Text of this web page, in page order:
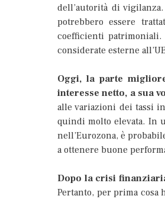
dell’autorità di
potrebbero essere
coefficienti
considerate esterne
Oggi, la parte
interesse netto, a sua
alle variazioni dei tassi
quindi molto elevata. In
nell’Eurozona, è
a ottenere buone
Dopo la crisi
Pertanto, per prima